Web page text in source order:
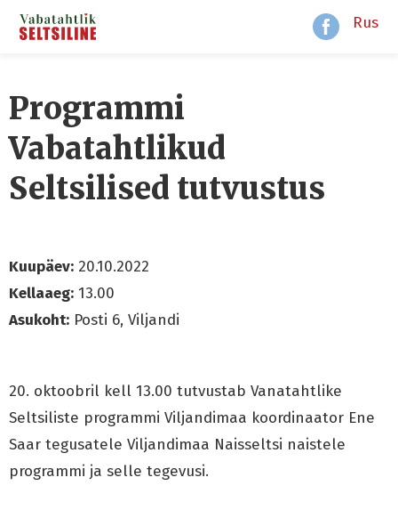
Rus
Programmi
Vabatahtlikud
Seltsilised tutvustus
Kuupäev: 20.10.2022
Kellaaeg: 13.00
Asukoht: Posti 6, Viljandi
20. oktoobril kell 13.00 tutvustab Vanatahtlike
Seltsiliste programmi Viljandimaa koordinaator Ene
Saar tegusatele Viljandimaa Naisseltsi naistele
programmi ja selle tegevusi.